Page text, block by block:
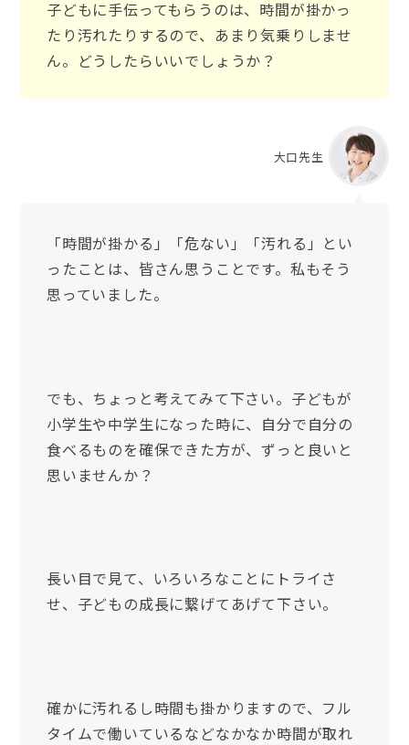
子どもに手伝ってもらうのは、時間が掛かっ
たり汚れたりするので、あまり気乗りしませ
ん。どうしたらいいでしょうか？
大口先生
「時間が掛かる」「危ない」「汚れる」とい
ったことは、皆さん思うことです。私もそう
思っていました。
でも、ちょっと考えてみて下さい。子どもが
小学生や中学生になった時に、自分で自分の
食べるものを確保できた方が、ずっと良いと
思いませんか？
長い目で見て、いろいろなことにトライさ
せ、子どもの成長に繋げてあげて下さい。
確かに汚れるし時間も掛かりますので、フル
タイムで働いているなどなかなか時間が取れ